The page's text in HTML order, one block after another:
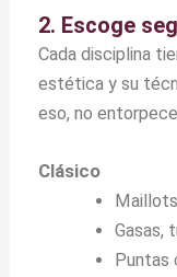
2. Escoge
Cada disciplina
estética y su
eso, no
Clásico
Gasas,
Puntas